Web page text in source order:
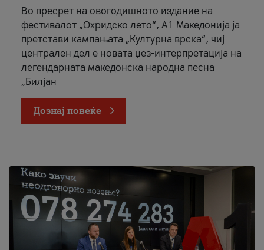
Во пресрет на овогодишното издание на
фестивалот „Охридско лето“, А1 Македонија ја
претстави кампањата „Културна врска“, чиј
централен дел е новата џез-интерпретација на
легендарната македонска народна песна
„Билјан
Дознај повеќе